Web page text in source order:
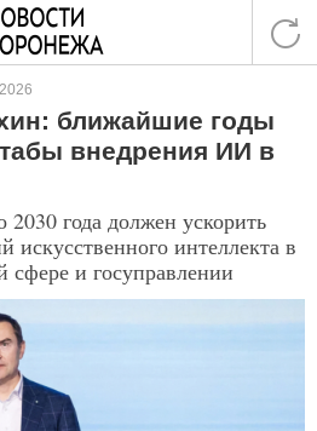
ближайшие годы
внедрения ИИ в
года должен ускорить
искусственного интеллекта в
сфере и госуправлении